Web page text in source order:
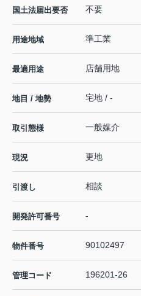
国土法届出要否 不要
用途地域 準工業
最適用途 店舗用地
地目 / 地勢 宅地 / -
取引態様 一般媒介
現況 更地
引渡し 相談
開発許可番号 -
物件番号 90102497
管理コード 196201-26